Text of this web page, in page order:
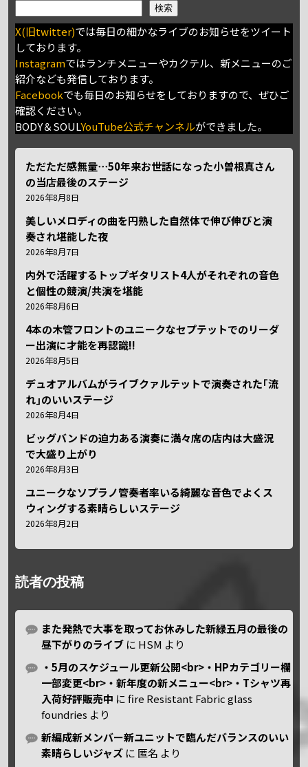
検索
X(旧twitter)では毎日の細かなライブのお知らせをツイート
しております。
Instagramではランチメニューやカクテル、新メニューのご
紹介なども発信しております。
Facebookでも毎日のお知らせをしておりますので、ぜひご
確認ください。
BODY＆SOULYouTube公式チャンネルができました。
ただただ感無量⋯50年来お世話になった小曽根真さん
の当店最後のステージ
2026年8月8日
美しいメロディの曲を円熟した自然体で伸び伸びと演
奏され堪能した夜
2026年8月7日
内外で活躍するトップギタリスト4人がそれぞれの音色
と個性の競演/共演を堪能
2026年8月6日
4本の木管フロントのユニークなセプテットでのリーダ
ー出演に才能を再認識!!
2026年8月5日
デュオアルバムがライブクァルテットで演奏された｢流
れ｣のいいステージ
2026年8月4日
ビッグバンドの迫力ある演奏に満々席の店内は大盛況
で大盛り上がり
2026年8月3日
ユニークなソプラノ管奏者率いる綺麗な音色でよくス
ウィングする素晴らしいステージ
2026年8月2日
読者の投稿
また発熱で大事を取ってお休みした新緑五月の最後の
昼下がりのライブ に HSM より
・5月のスケジュール更新公開<br>・HPカテゴリー欄
一部変更<br>・新年度の新メニュー<br>・Tシャツ再
入荷好評販売中 にfire Resistant Fabric glass
foundries より
新編成新メンバー新ユニットで臨んだバランスのいい
素晴らしいジャズ に 匿名 より